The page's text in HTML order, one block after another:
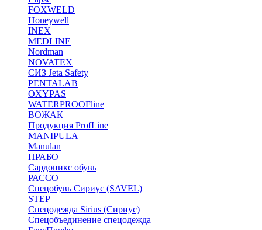
FOXWELD
Honeywell
INEX
MEDLINE
Nordman
NOVATEX
СИЗ Jeta Safety
PENTALAB
OXYPAS
WATERPROOFline
ВОЖАК
Продукция ProfLine
MANIPULA
Manulan
ПРАБО
Сардоникс обувь
РАССО
Спецобувь Сириус (SAVEL)
STEP
Спецодежда Sirius (Сириус)
Спецобъединение спецодежда